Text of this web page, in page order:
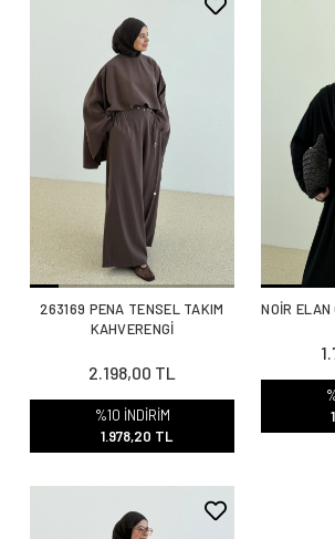
263169 PENA TENSEL TAKIM
KAHVERENGİ
2.198,00 TL
%10 İNDİRİM
1.978,20 TL
NOİR ELAN